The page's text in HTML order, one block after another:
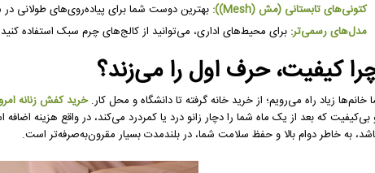
کتونی‌های تابستانی (مش (Mesh)):
بهترین دوست شما برای پیاده‌روی‌های طولانی
مدل‌های رسمی‌تر: برای محیط‌های اداری، می‌توانید از کالج‌های چرم سبک استفاده
کیفیت، حرف اول را می‌زند؟
خانم‌ها زیاد راه می‌رویم؛ از خرید خانه گرفته تا دانشگاه و محل کار.خرید کفش زنانه
بی‌کیفیت که بعد از یک ماه شما را دچار زانو درد یا کمردرد می‌کند، در واقع هزینه
به خاطر دوام بالا و حفظ سلامت شما، در بلندمدت بسیار مقرون‌به‌صرفه‌تر است.